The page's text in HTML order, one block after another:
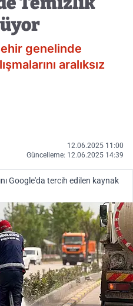
genelinde
aralıksız
12.06.2025 11:00
Güncelleme: 12.06.2025 14:39
Google'da tercih edilen kaynak